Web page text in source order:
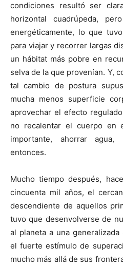
condiciones resultó ser
horizontal cuadrúpeda,
energéticamente, lo que
para viajar y recorrer largas
un hábitat más pobre en
selva de la que provenían. Y,
tal cambio de postura
mucha menos superficie
aprovechar el efecto
no recalentar el cuerpo en
importante, ahorrar
entonces.
Mucho tiempo después,
cincuenta mil años, el
descendiente de aquellos
tuvo que desenvolverse de
al planeta a una
el fuerte estímulo de
mucho más allá de sus